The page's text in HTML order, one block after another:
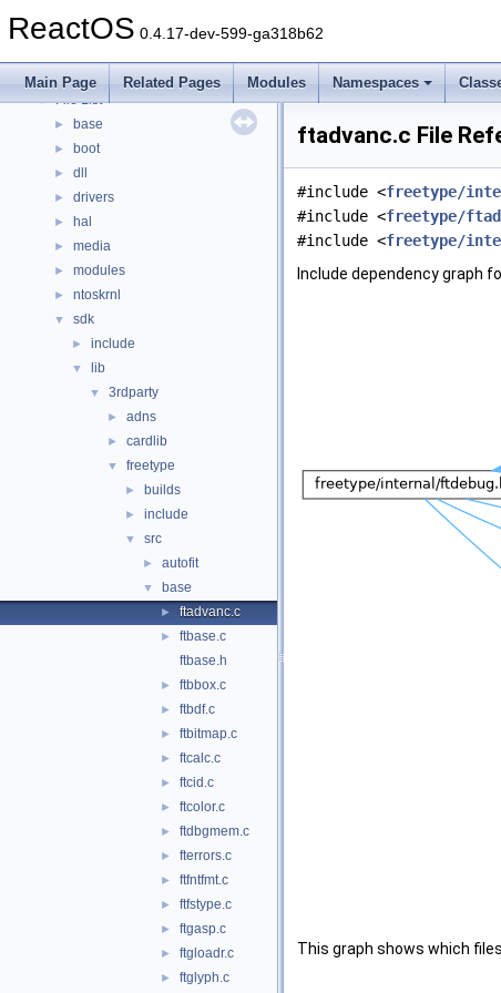
ReactOS 0.4.17-dev-599-ga318b62
Main Page Related Pages Modules Namespaces
► Namespaces
▼ Files
▼ File List
► base
► boot
► dll
► drivers
► hal
► media
► modules
► ntoskrnl
▼ sdk
► include
▼ lib
▼ 3rdparty
► adns
► cardlib
▼ freetype
► builds
► include
▼ src
► autofit
▼ base
► ftadvanc.c
►
ftbase.c
ftbase.h
► ftbbox.c
► ftbdf.c
► ftbitmap.c
► ftcalc.c
► ftcid.c
► ftcolor.c
► ftdbgmem.c
► fterrors.c
► ftfntfmt.c
► ftfstype.c
► ftgasp.c
► ftgloadr.c
► ftglyph.c
ftadvanc.c File
#include <freetype/
#include <freetype/
#include <freetype/
Include dependency graph
This graph shows which